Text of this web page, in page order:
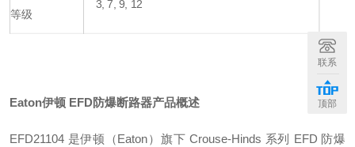
等级
3, 7, 9, 12
Eaton伊顿 EFD防爆断路器产品概述
EFD21104 是伊顿（Eaton）旗下 Crouse-Hinds 系列 EFD 防爆
联系
顶部